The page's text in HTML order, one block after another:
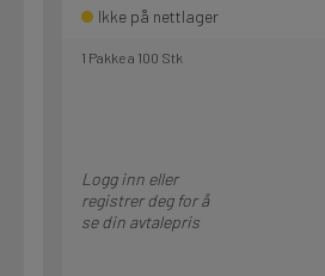
Ikke på nettlager
1 Pakke a 100 Stk
Logg inn eller
registrer deg for å
se din avtalepris